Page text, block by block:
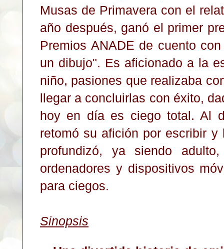
Musas de Primavera con el
año después, ganó el primer
Premios ANADE de cuento
un dibujo". Es aficionado a la
niño, pasiones que realizaba
llegar a concluirlas con éxito,
hoy en día es ciego total. Al
retomó su afición por escribir
profundizó, ya siendo
ordenadores y dispositivos
para ciegos.
Sinopsis